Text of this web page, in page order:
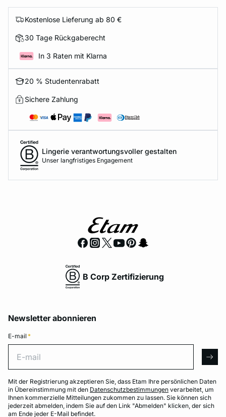
Kostenlose Lieferung ab 80 €
30 Tage Rückgaberecht
In 3 Raten mit Klarna
20 % Studentenrabatt
Sichere Zahlung
Lingerie verantwortungsvoller gestalten
Unser langfristiges Engagement
B Corp Zertifizierung
Newsletter abonnieren
E-mail *
Mit der Registrierung akzeptieren Sie, dass Etam Ihre persönlichen Daten
in Übereinstimmung mit den Datenschutzbestimmungen verarbeitet, um
Ihnen kommerzielle Mitteilungen zukommen zu lassen. Sie können sich
jederzeit abmelden, indem Sie auf den Link "Abmelden" klicken, der sich
am Ende jeder E-Mail befindet.